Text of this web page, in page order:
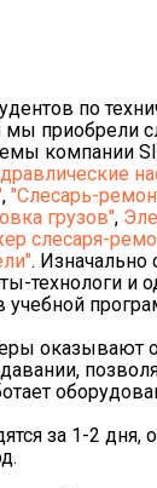
по
мы приобрели
компании
, "Слесарь-
грузов",
слесаря-
.
технологи и
учебной
оказывают
за 1-2 дня,